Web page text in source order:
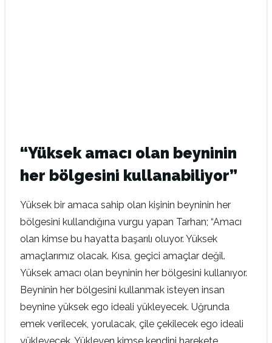
“Yüksek amacı olan beyninin
her bölgesini kullanabiliyor”
Yüksek bir amaca sahip olan kişinin beyninin her
bölgesini kullandığına vurgu yapan Tarhan; “Amacı
olan kimse bu hayatta başarılı oluyor. Yüksek
amaçlarımız olacak. Kısa, geçici amaçlar değil.
Yüksek amacı olan beyninin her bölgesini kullanıyor.
Beyninin her bölgesini kullanmak isteyen insan
beynine yüksek ego ideali yükleyecek. Uğrunda
emek verilecek, yorulacak, çile çekilecek ego ideali